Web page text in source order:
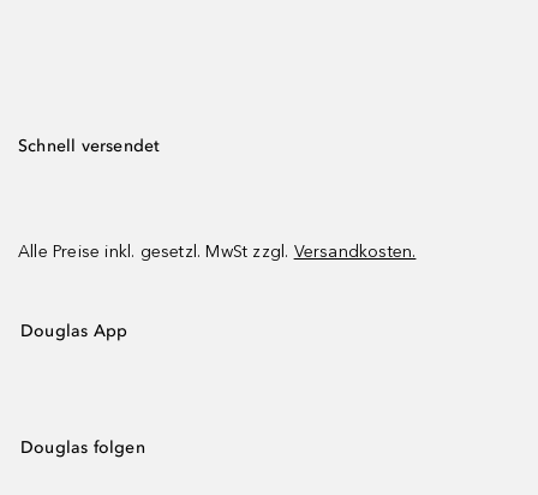
Schnell versendet
Alle Preise inkl. gesetzl. MwSt zzgl. Versandkosten.
Douglas App
Douglas folgen